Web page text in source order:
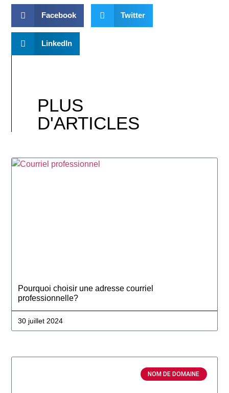
Facebook Twitter
LinkedIn
PLUS
D'ARTICLES
Pourquoi choisir une adresse courriel
professionnelle?
30 juillet 2024
NOM DE DOMAINE